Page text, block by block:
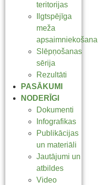
teritorijas
Ilgtspējīga
meža
apsaimniekošana
Slēpņošanas
sērija
Rezultāti
PASĀKUMI
NODERĪGI
Dokumenti
Infografikas
Publikācijas
un materiāli
Jautājumi un
atbildes
Video